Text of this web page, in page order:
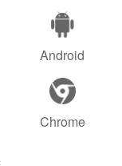
Android
Chrome